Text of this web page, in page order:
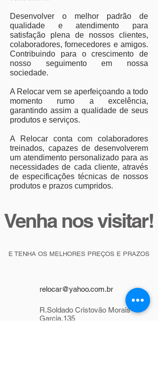
Desenvolver o melhor padrão de
qualidade e atendimento para
satisfação plena de nossos clientes,
colaboradores, fornecedores e amigos.
Contribuindo para o crescimento de
nosso seguimento em nossa
sociedade.
A Relocar vem se aperfeiçoando a todo
momento rumo a excelência,
garantindo assim a qualidade de seus
produtos e serviços.
A Relocar conta com colaboradores
treinados, capazes de desenvolverem
um atendimento personalizado para as
necessidades de cada cliente, através
de especificações técnicas de nossos
produtos e prazos cumpridos.
Venha nos visitar!
E TENHA OS MELHORES PREÇOS E PRAZOS
relocar@yahoo.com.br
R.Soldado Cristovão Morais
Garcia,135